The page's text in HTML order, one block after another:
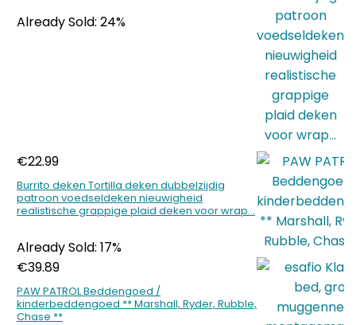
Already Sold: 24%
€22.99
Burrito deken Tortilla deken dubbelzijdig
patroon voedseldeken nieuwigheid
realistische grappige plaid deken voor wrap…
Already Sold: 17%
€39.89
PAW PATROL Beddengoed /
kinderbeddengoed ** Marshall, Ryder, Rubble,
Chase **